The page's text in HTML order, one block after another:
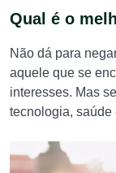
Qual é o
Não dá para
aquele que se
interesses. Mas
tecnologia, saúde